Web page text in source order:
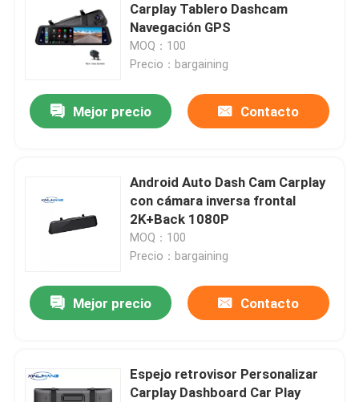
Inicio
Carplay Tablero Dashcam
Navegación GPS
MOQ：100
Precio：bargaining
Mejor precio Contacto
Android Auto Dash Cam Carplay
con cámara inversa frontal
2K+Back 1080P
MOQ：100
Precio：bargaining
Mejor precio Contacto
Espejo retrovisor Personalizar
Carplay Dashboard Car Play